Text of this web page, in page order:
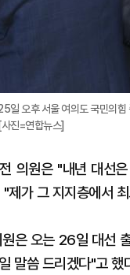
일 오후 서울 여의도 국민의힘
[사진=연합뉴스]
의원은 "내년 대선
제가 그 지지층에서
은 오는 26일 대선
말씀 드리겠다"고 했